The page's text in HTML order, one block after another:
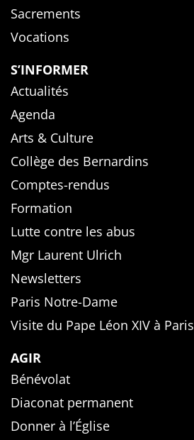
Sacrements
Vocations
S’INFORMER
Actualités
Agenda
Arts & Culture
Collège des Bernardins
Comptes-rendus
Formation
Lutte contre les abus
Mgr Laurent Ulrich
Newsletters
Paris Notre-Dame
Visite du Pape Léon XIV à Paris
AGIR
Bénévolat
Diaconat permanent
Donner à l’Église